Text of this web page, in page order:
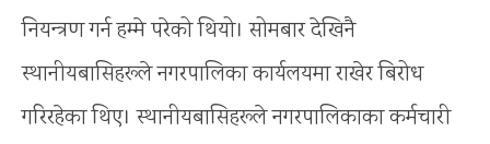
नियन्त्रण गर्न हम्मे परेको थियो। सोमबार देखिनै
स्थानीयबासिहरूले नगरपालिका कार्यलयमा राखेर बिरोध
गरिरहेका थिए। स्थानीयबासिहरूले नगरपालिकाका कर्मचारी